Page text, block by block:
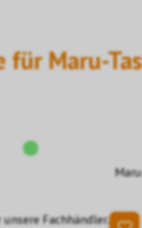
für Maru-
Fachhändler.